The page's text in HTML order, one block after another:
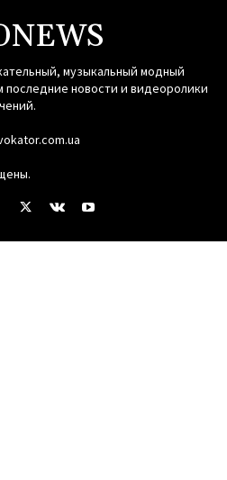
музыкальный модный
последние новости и видеоролики